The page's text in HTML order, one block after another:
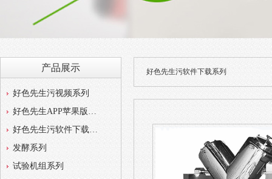
产品展示
好色先生污视频系列
好色先生APP苹果版系列
好色先生污软件下载系列
发酵系列
试验机组系列
好色先生污软件下载系列